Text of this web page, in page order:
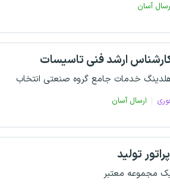
آسان
ارشد فنی تاسیسات
خدمات جامع گروه صنعتی انتخاب
ارسال آسان
تولید
مجموعه معتبر